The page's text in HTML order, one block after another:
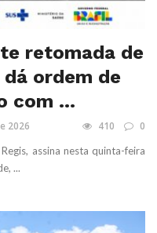
retomada de
dá ordem de
com ...
2026 410 0
assina nesta quinta-feira
...